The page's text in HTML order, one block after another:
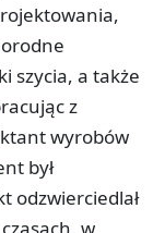
szycia, a także
z
wyrobów
był
odzwierciedlał
w